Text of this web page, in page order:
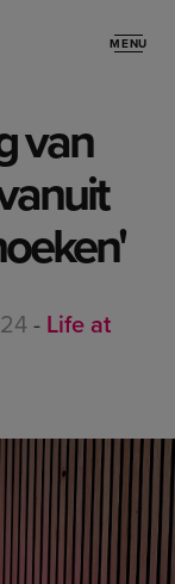
MENU
van
- Life at